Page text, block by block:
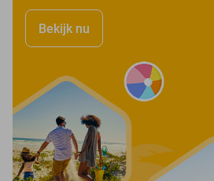
Bekijk nu